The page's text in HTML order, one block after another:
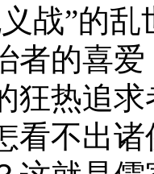
”的乱
者的喜
狂热追
看不出